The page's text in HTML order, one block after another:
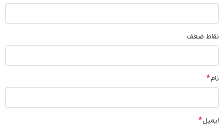
نقاط ضعف
نام*
ایمیل*